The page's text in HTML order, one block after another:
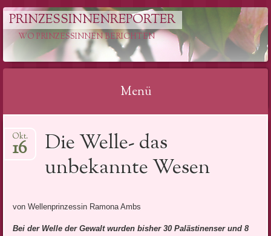
PRINZESSINNENREPORTER
WO PRINZESSINNEN BERICHTEN
Menü
zum
Die Welle- das
unbekannte Wesen
Okt.
16
von Wellenprinzessin Ramona Ambs
Bei der Welle der Gewalt wurden bisher 30 Palästinenser und 8